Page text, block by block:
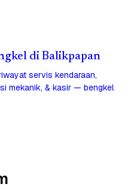
di Balikpapan
servis kendaraan,
mekanik, & kasir — bengkel